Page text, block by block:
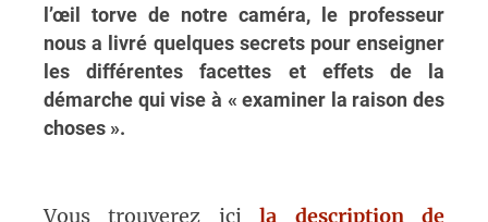
l’œil torve de notre caméra, le professeur
nous a livré quelques secrets pour enseigner
les différentes facettes et effets de la
démarche qui vise à « examiner la raison des
choses ».
Vous trouverez icila description de